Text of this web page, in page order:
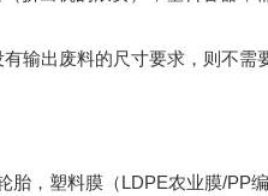
输出废料的尺寸要求，则不需
，塑料膜（LDPE农业膜/PP编